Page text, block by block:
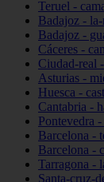
Teruel -
Badajoz -
Badajoz -
Cáceres -
Ciudad-real
Asturias -
Huesca -
Cantabria -
Pontevedra -
Barcelona -
Barcelona -
Tarragona -
Santa-cruz-